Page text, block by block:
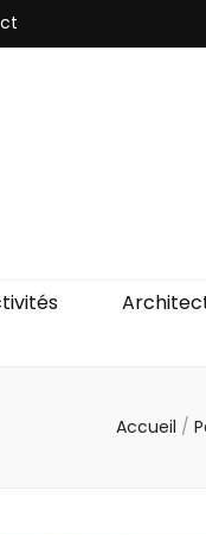
Accueil /